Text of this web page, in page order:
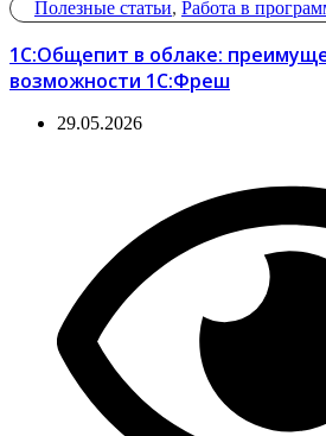
Полезные статьи, Работа в
1С:Общепит в облаке:
возможности 1С:Фреш
29.05.2026